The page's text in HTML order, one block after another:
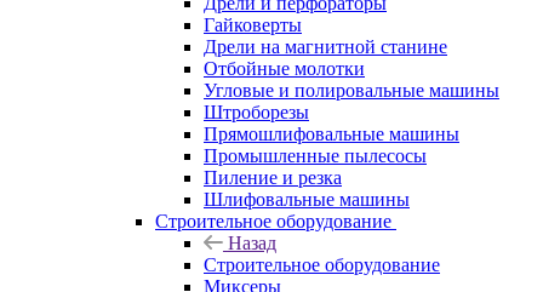
Гайковерты
Дрели на магнитной станине
Отбойные молотки
Угловые и полировальные машины
Штроборезы
Прямошлифовальные машины
Промышленные пылесосы
Пиление и резка
Шлифовальные машины
Строительное оборудование
Назад
Строительное оборудование
Миксеры